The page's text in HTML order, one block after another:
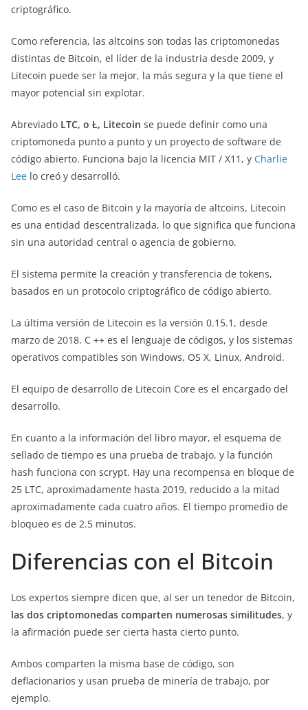
criptográfico.
Como referencia, las altcoins son todas las criptomonedas
distintas de Bitcoin, el líder de la industria desde 2009, y
Litecoin puede ser la mejor, la más segura y la que tiene el
mayor potencial sin explotar.
Abreviado LTC, o Ł, Litecoin se puede definir como una
criptomoneda punto a punto y un proyecto de software de
código abierto. Funciona bajo la licencia MIT / X11, y Charlie
Lee lo creó y desarrolló.
Como es el caso de Bitcoin y la mayoría de altcoins, Litecoin
es una entidad descentralizada, lo que significa que funciona
sin una autoridad central o agencia de gobierno.
El sistema permite la creación y transferencia de tokens,
basados ​​en un protocolo criptográfico de código abierto.
La última versión de Litecoin es la versión 0.15.1, desde
marzo de 2018. C ++ es el lenguaje de códigos, y los sistemas
operativos compatibles son Windows, OS X, Linux, Android.
El equipo de desarrollo de Litecoin Core es el encargado del
desarrollo.
En cuanto a la información del libro mayor, el esquema de
sellado de tiempo es una prueba de trabajo, y la función
hash funciona con scrypt. Hay una recompensa en bloque de
25 LTC, aproximadamente hasta 2019, reducido a la mitad
aproximadamente cada cuatro años. El tiempo promedio de
bloqueo es de 2.5 minutos.
Diferencias con el Bitcoin
Los expertos siempre dicen que, al ser un tenedor de Bitcoin,
las dos criptomonedas comparten numerosas similitudes, y
la afirmación puede ser cierta hasta cierto punto.
Ambos comparten la misma base de código, son
deflacionarios y usan prueba de minería de trabajo, por
ejemplo.